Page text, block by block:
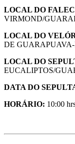
LOCAL DO
VIRMOND/
LOCAL DO
DE GUARAPUAVA-
LOCAL DO
EUCALIPTOS/
DATA DO
HORÁRIO: 10:00